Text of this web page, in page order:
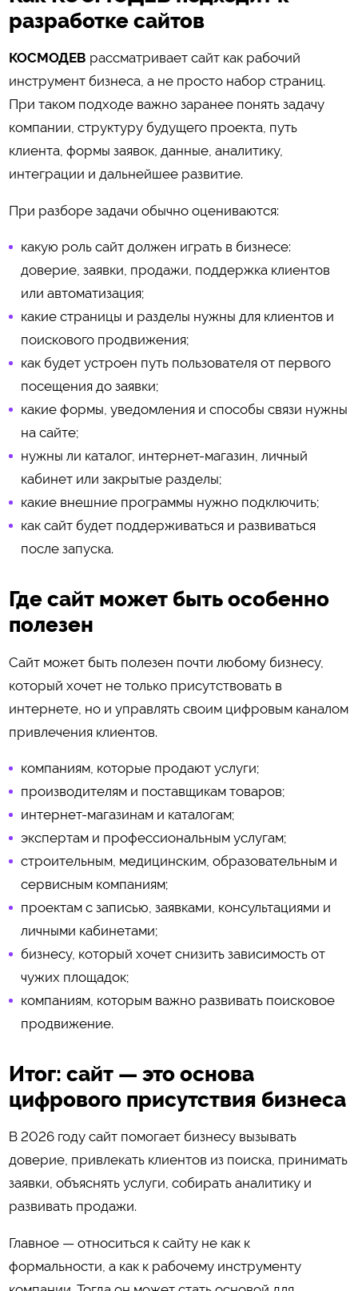
разработке сайтов
КОСМОДЕВ рассматривает сайт как рабочий
инструмент бизнеса, а не просто набор страниц.
При таком подходе важно заранее понять задачу
компании, структуру будущего проекта, путь
клиента, формы заявок, данные, аналитику,
интеграции и дальнейшее развитие.
При разборе задачи обычно оцениваются:
какую роль сайт должен играть в бизнесе:
доверие, заявки, продажи, поддержка клиентов
или автоматизация;
какие страницы и разделы нужны для клиентов и
поискового продвижения;
как будет устроен путь пользователя от первого
посещения до заявки;
какие формы, уведомления и способы связи нужны
на сайте;
нужны ли каталог, интернет-магазин, личный
кабинет или закрытые разделы;
какие внешние программы нужно подключить;
как сайт будет поддерживаться и развиваться
после запуска.
Где сайт может быть особенно
полезен
Сайт может быть полезен почти любому бизнесу,
который хочет не только присутствовать в
интернете, но и управлять своим цифровым каналом
привлечения клиентов.
компаниям, которые продают услуги;
производителям и поставщикам товаров;
интернет-магазинам и каталогам;
экспертам и профессиональным услугам;
строительным, медицинским, образовательным и
сервисным компаниям;
проектам с записью, заявками, консультациями и
личными кабинетами;
бизнесу, который хочет снизить зависимость от
чужих площадок;
компаниям, которым важно развивать поисковое
продвижение.
Итог: сайт — это основа
цифрового присутствия бизнеса
В 2026 году сайт помогает бизнесу вызывать
доверие, привлекать клиентов из поиска, принимать
заявки, объяснять услуги, собирать аналитику и
развивать продажи.
Главное — относиться к сайту не как к
формальности, а как к рабочему инструменту